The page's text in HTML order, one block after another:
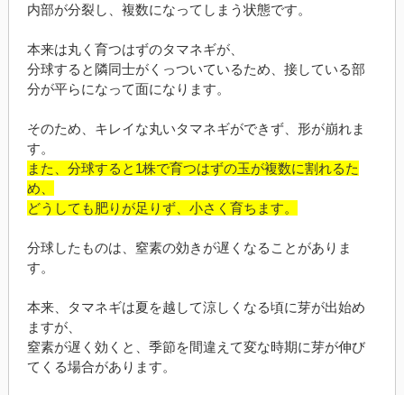
内部が分裂し、複数になってしまう状態です。
本来は丸く育つはずのタマネギが、
分球すると隣同士がくっついているため、接している部
分が平らになって面になります。
そのため、キレイな丸いタマネギができず、形が崩れま
す。
また、分球すると1株で育つはずの玉が複数に割れるた
め、
どうしても肥りが足りず、小さく育ちます。
分球したものは、窒素の効きが遅くなることがありま
す。
本来、タマネギは夏を越して涼しくなる頃に芽が出始め
ますが、
窒素が遅く効くと、季節を間違えて変な時期に芽が伸び
てくる場合があります。